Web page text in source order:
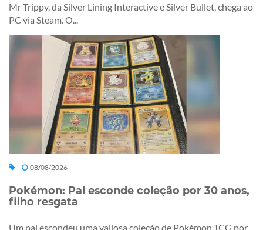
Mr Trippy, da Silver Lining Interactive e Silver Bullet, chega ao
PC via Steam. O...
08/08/2026
Pokémon: Pai esconde coleção por 30 anos,
filho resgata
Um pai escondeu uma valiosa coleção de Pokémon TCG por